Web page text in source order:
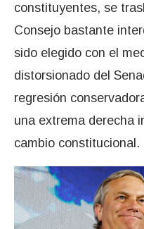
constituyentes, se
Consejo bastante
sido elegido con el
distorsionado del
regresión
una extrema derecha
cambio constitucional.